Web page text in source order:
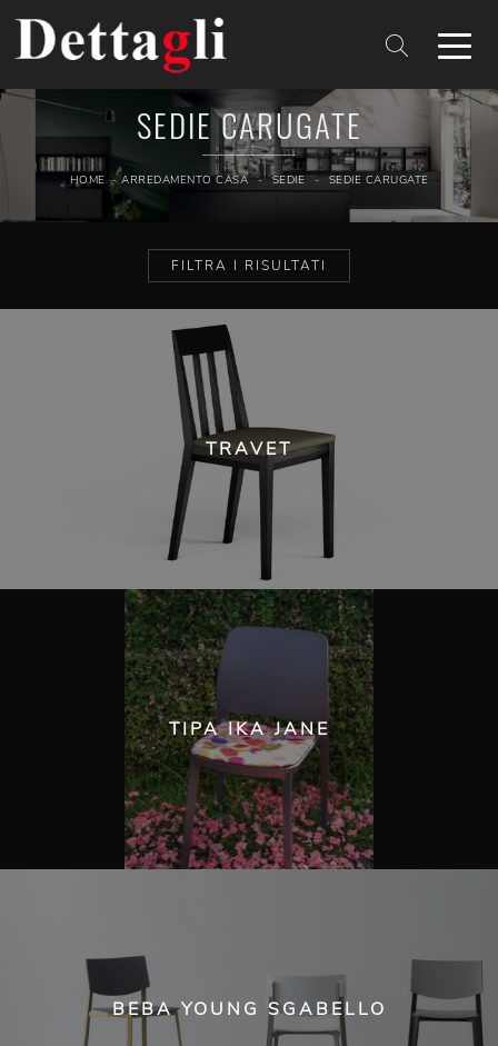
SEDIE CARUGATE
HOME - ARREDAMENTO CASA - SEDIE - SEDIE CARUGATE
FILTRA I RISULTATI
TRAVET
TIPA IKA JANE
BEBA YOUNG SGABELLO